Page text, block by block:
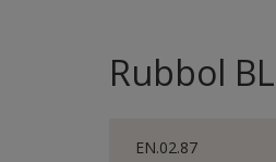
Rubbol
EN.02.87